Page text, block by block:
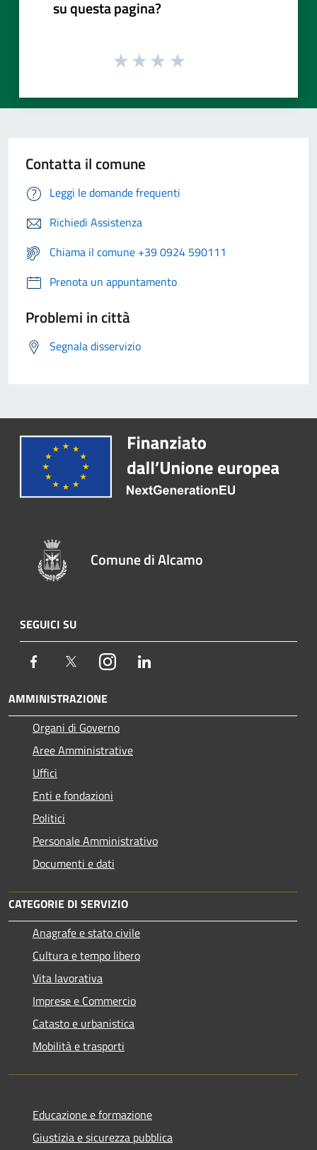
su questa pagina?
Contatta il comune
Leggi le domande frequenti
Richiedi Assistenza
Chiama il comune +39 0924 590111
Prenota un appuntamento
Problemi in città
Segnala disservizio
Comune di Alcamo
SEGUICI SU
Facebook TwitterInstagram
AMMINISTRAZIONE
Organi di Governo
Aree Amministrative
Uffici
Enti e fondazioni
Politici
Personale Amministrativo
Documenti e dati
CATEGORIE DI SERVIZIO
Anagrafe e stato civile
Cultura e tempo libero
Vita lavorativa
Imprese e Commercio
Catasto e urbanistica
Mobilità e trasporti
Educazione e formazione
Giustizia e sicurezza pubblica